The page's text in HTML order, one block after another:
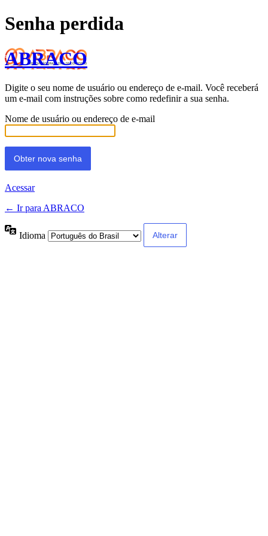
Senha perdida
ABRACO
Digite o seu nome de usuário ou endereço de e-mail. Você receberá
um e-mail com instruções sobre como redefinir a sua senha.
Nome de usuário ou endereço de e-mail
Acessar
← Ir para ABRACO
Idioma